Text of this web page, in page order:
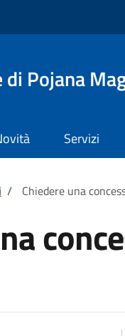
di Pojana
Servizi
/ Chiedere una